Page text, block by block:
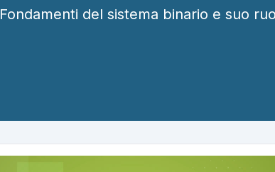
Fondamenti del sistema binario e suo